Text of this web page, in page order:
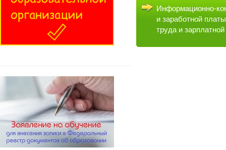
Информационно-
и заработной
труда и